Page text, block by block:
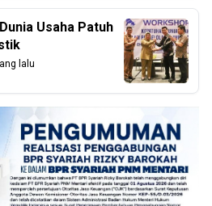
Usaha Patuh
lalu